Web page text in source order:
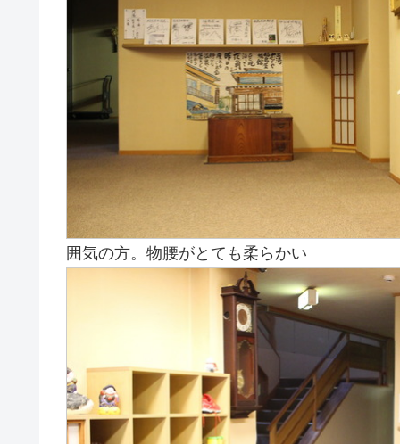
囲気の方。物腰がとても柔らかい